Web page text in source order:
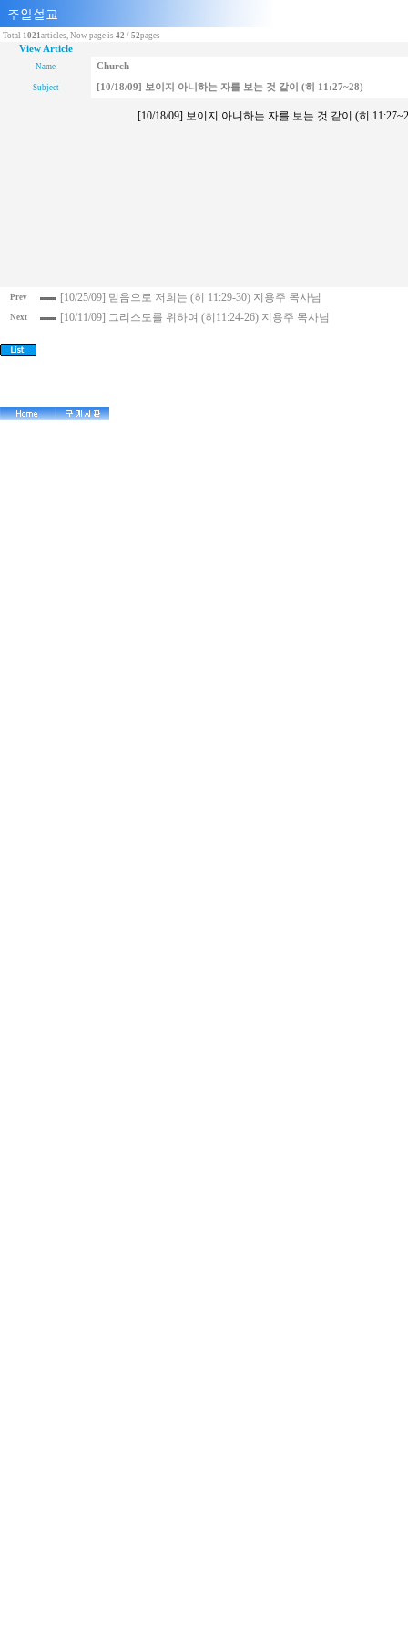
Total 1021articles, Now page is 42 / 52pages
View Article
Name Church
Subject [10/18/09] 보이지 아니하는 자를 보는 것 같이 (히 11:27~28)
[10/18/09] 보이지 아니하는 자를 보는 것 같이 (히
Prev [10/25/09] 믿음으로 저희는 (히 11:29-30) 지용주 목사님
Next [10/11/09] 그리스도를 위하여 (히11:24-26) 지용주 목사님